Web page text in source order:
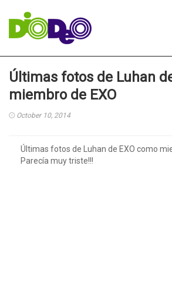
Últimas fotos de Luhan
miembro de EXO
October 10, 2014
Últimas fotos de Luhan de EXO como
Parecía muy triste!!!